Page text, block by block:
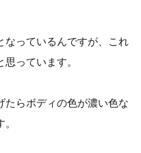
なっているんですが、これ
っています。
たらボディの色が濃い色な